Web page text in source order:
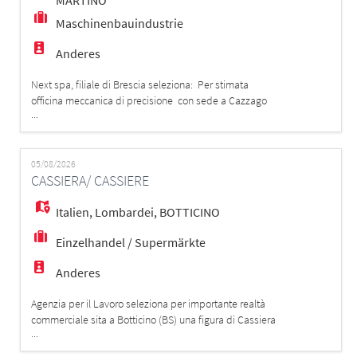
Maschinenbauindustrie
Anderes
Next spa, filiale di Brescia seleziona: Per stimata
officina meccanica di precisione con sede a Cazzago
San Martino (BS), UN/UNA Responsabile di
Produzione. Il Ruolo e il Contesto Organizzativo La
risorsa inserita agirà come figura chiave e punto di
contatto tra l'officina produttiva, l'amministrazione e la
Direzione aziendale. Lavorerà in
...
05/08/2026
CASSIERA/ CASSIERE
Italien, Lombardei, BOTTICINO
Einzelhandel / Supermärkte
Anderes
Agenzia per il Lavoro seleziona per importante realtà
commerciale sita a Botticino (BS) una figura di Cassiera
/ Addetta alle vendite per inserimento immediato con
orario Full-Time. 👀 Chi cerchiamo? Il profilo ideale
...